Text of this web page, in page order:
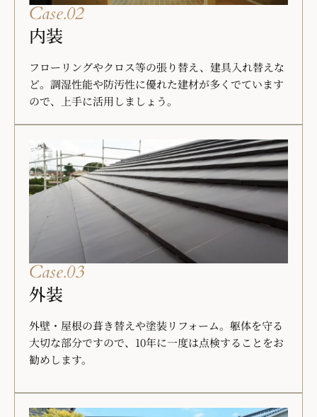
Case.02
内装
フローリングやクロス等の張り替え、建具入れ替えな
ど。調湿性能や防汚性に優れた建材が多くでています
ので、上手に活用しましょう。
Case.03
外装
外壁・屋根の葺き替えや塗装リフォーム。躯体を守る
大切な部分ですので、10年に一度は点検することをお
勧めします。